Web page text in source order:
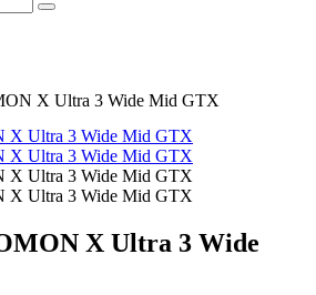
X Ultra 3 Wide Mid GTX
X Ultra 3 Wide